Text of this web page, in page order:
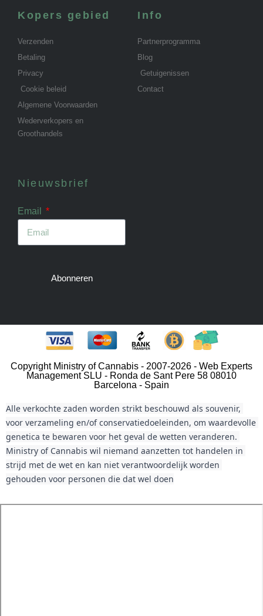
Kopers gebied
Verzenden
Betaling
Privacy
Cookie beleid
Algemene Voorwaarden
Wederverkopers en
Groothandels
Info
Partnerprogramma
Blog
Getuigenissen
Contact
Nieuwsbrief
Email
Abonneren
Copyright Ministry of Cannabis - 2007-2026 - Web Experts
Management SLU - Ronda de Sant Pere 58 08010
Barcelona - Spain
Alle verkochte zaden worden strikt beschouwd als souvenir,
voor verzameling en/of conservatiedoeleinden, om waardevolle
genetica te bewaren voor het geval de wetten veranderen.
Ministry of Cannabis wil niemand aanzetten tot handelen in
strijd met de wet en kan niet verantwoordelijk worden
gehouden voor personen die dat wel doen